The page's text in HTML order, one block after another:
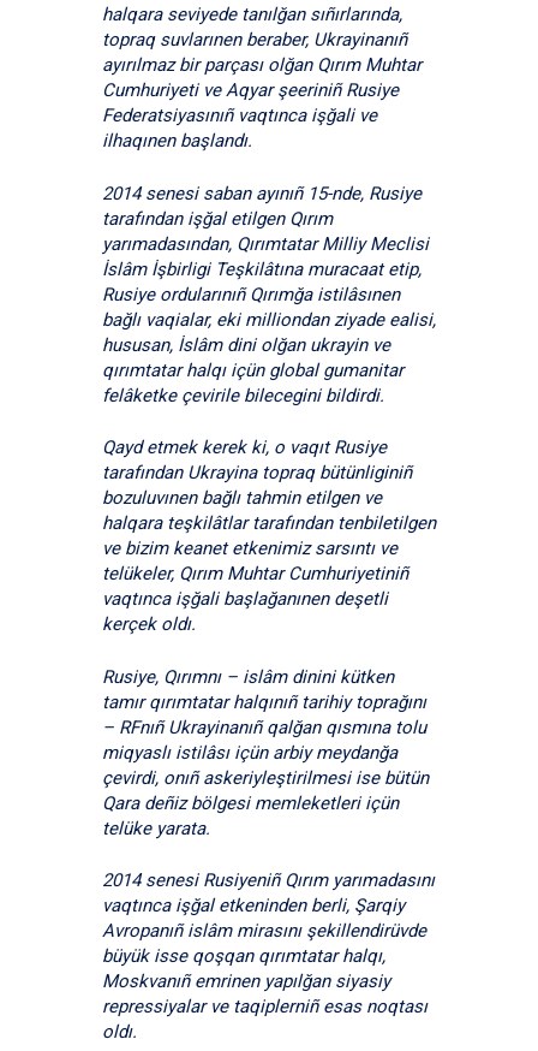
halqara seviyede tanılğan sıñırlarında,
topraq suvlarınen beraber, Ukrayinanıñ
ayırılmaz bir parçası olğan Qırım Muhtar
Cumhuriyeti ve Aqyar şeeriniñ Rusiye
Federatsiyasınıñ vaqtınca işğali ve
ilhaqınen başlandı.
2014 senesi saban ayınıñ 15-nde, Rusiye
tarafından işğal etilgen Qırım
yarımadasından, Qırımtatar Milliy Meclisi
İslâm İşbirligi Teşkilâtına muracaat etip,
Rusiye ordularınıñ Qırımğa istilâsınen
bağlı vaqialar, eki milliondan ziyade ealisi,
hususan, İslâm dini olğan ukrayin ve
qırımtatar halqı içün global gumanitar
felâketke çevirile bilecegini bildirdi.
Qayd etmek kerek ki, o vaqıt Rusiye
tarafından Ukrayina topraq bütünliginiñ
bozuluvınen bağlı tahmin etilgen ve
halqara teşkilâtlar tarafından tenbiletilgen
ve bizim keanet etkenimiz sarsıntı ve
telükeler, Qırım Muhtar Cumhuriyetiniñ
vaqtınca işğali başlağanınen deşetli
kerçek oldı.
Rusiye, Qırımnı – islâm dinini kütken
tamır qırımtatar halqınıñ tarihiy toprağını
– RFnıñ Ukrayinanıñ qalğan qısmına tolu
miqyaslı istilâsı içün arbiy meydanğa
çevirdi, onıñ askeriyleştirilmesi ise bütün
Qara deñiz bölgesi memleketleri içün
telüke yarata.
2014 senesi Rusiyeniñ Qırım yarımadasını
vaqtınca işğal etkeninden berli, Şarqiy
Avropanıñ islâm mirasını şekillendirüvde
büyük isse qoşqan qırımtatar halqı,
Moskvanıñ emrinen yapılğan siyasiy
repressiyalar ve taqiplerniñ esas noqtası
oldı.